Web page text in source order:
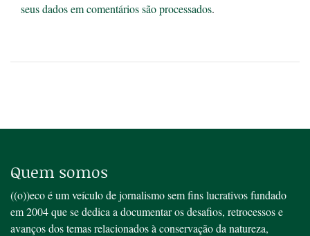
seus dados em comentários são processados.
Quem somos
((o))eco é um veículo de jornalismo sem fins lucrativos fundado
em 2004 que se dedica a documentar os desafios, retrocessos e
avanços dos temas relacionados à conservação da natureza,